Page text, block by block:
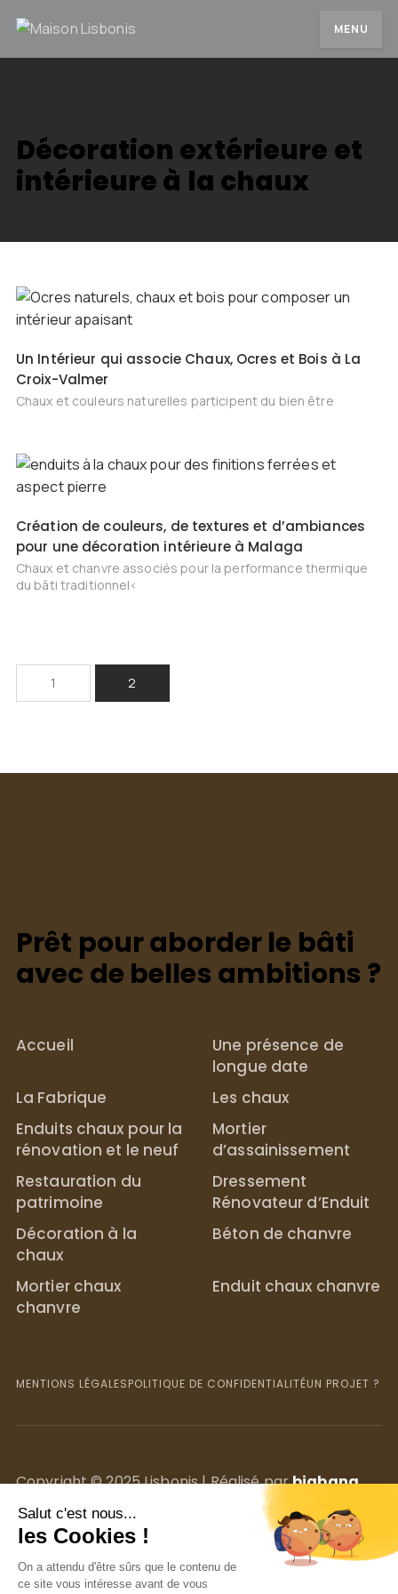
MENU
Décoration extérieure et
intérieure à la chaux
Un Intérieur qui associe Chaux, Ocres et Bois à La
Croix-Valmer
Chaux et couleurs naturelles participent du bien être
Création de couleurs, de textures et d’ambiances
pour une décoration intérieure à Malaga
Chaux et chanvre associés pour la performance thermique
du bâti traditionnel<
1 2
Prêt pour aborder le bâti
avec de belles ambitions ?
Accueil
Une présence de
longue date
La Fabrique
Les chaux
Enduits chaux pour la
rénovation et le neuf
Mortier
d’assainissement
Restauration du
patrimoine
Dressement
Rénovateur d’Enduit
Décoration à la
chaux
Béton de chanvre
Mortier chaux
chanvre
Enduit chaux chanvre
MENTIONS LÉGALESPOLITIQUE DE CONFIDENTIALITÉUN PROJET ?
Copyright © 2025 Lisbonis | Réalisé parbigbang
communication